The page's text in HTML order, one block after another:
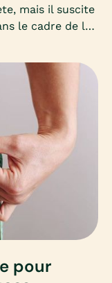
mais il suscite
le cadre de la
sur
pour